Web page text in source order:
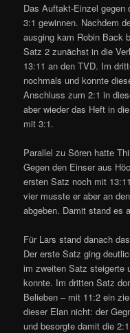
Das Auftakt-Einzel gegen
3:1 gewinnen. Nachdem
ausging kam Robin Back
Satz 2 zunächst in die
13:11 an den TVD. Im
nochmals und konnte
Anschluss zum 2:1 in
aber wieder das Heft in
mit 3:1.
Parallel zu Sören hatte
Gegen den Einser aus
ersten Satz noch mit
vier musste er aber an
abgeben. Damit stand es
Für Lars stand danach
Der erste Satz ging
im zweiten Satz steigerte
konnte. Im dritten Satz
Belieben – mit 11:2 ein
dieser Elan nicht: der
und besorgte damit die